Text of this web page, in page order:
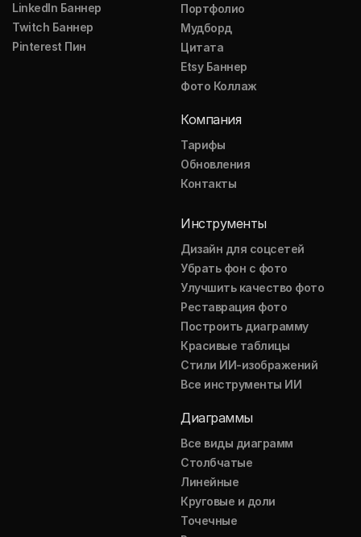
LinkedIn Баннер
Twitch Баннер
Pinterest Пин
Портфолио
Мудборд
Цитата
Etsy Баннер
Фото Коллаж
Компания
Тарифы
Обновления
Контакты
Инструменты
Дизайн для соцсетей
Убрать фон с фото
Улучшить качество фото
Реставрация фото
Построить диаграмму
Красивые таблицы
Стили ИИ-изображений
Все инструменты ИИ
Диаграммы
Все виды диаграмм
Столбчатые
Линейные
Круговые и доли
Точечные